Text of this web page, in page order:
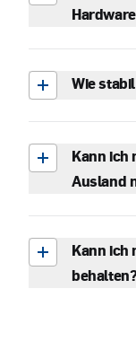
Wie
Kann ich
Ausland
Kann ich